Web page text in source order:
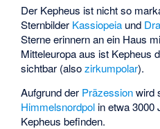
Der Kepheus ist nicht so
Sternbilder Kassiopeia und
Sterne erinnern an ein Haus
Mitteleuropa aus ist Kepheus
sichtbar (alsozirkumpolar).
Aufgrund der Präzessionwird
Himmelsnordpol in etwa 3000
Kepheus befinden.